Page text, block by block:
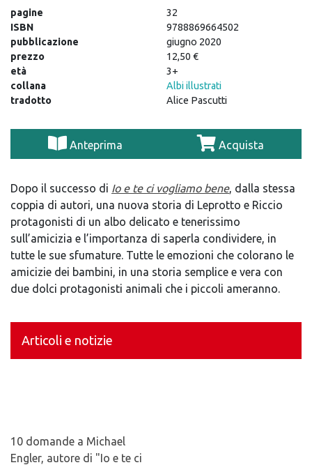
pagine
32
ISBN
9788869664502
pubblicazione
giugno 2020
prezzo
12,50 €
età
3+
collana
Albi illustrati
tradotto
Alice Pascutti
Anteprima Acquista
Dopo il successo di Io e te ci vogliamo bene, dalla stessa
coppia di autori, una nuova storia di Leprotto e Riccio
protagonisti di un albo delicato e tenerissimo
sull’amicizia e l’importanza di saperla condividere, in
tutte le sue sfumature. Tutte le emozioni che colorano le
amicizie dei bambini, in una storia semplice e vera con
due dolci protagonisti animali che i piccoli ameranno.
Articoli e notizie
10 domande a Michael
Engler, autore di "Io e te ci